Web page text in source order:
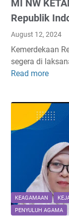
o
s
a
y
M
e
n
d
h
k
a
B
K
.
P
P
0
2
MI NW
Republik
August 12, 2024
Kemerdekaan
segera di
Read more
W
K
T
A
N
G
G
A
M
KEAGAMAAN
PENYULUH AGAMA